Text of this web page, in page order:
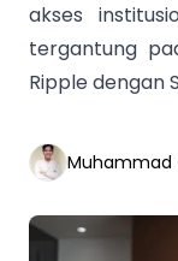
akses
tergantung
Ripple dengan
Muhammad